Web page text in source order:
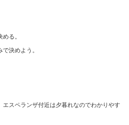
る。
決めよう。
エスペランザ付近は夕暮れなのでわかりやす